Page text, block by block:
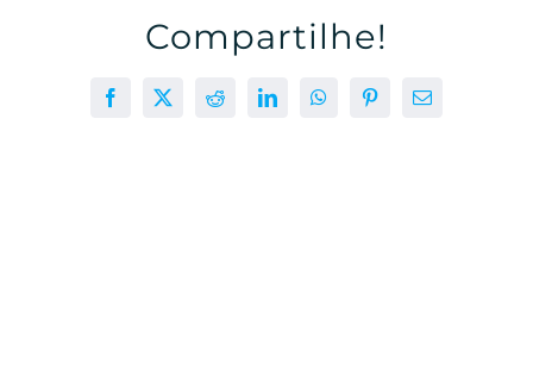
Compartilhe!
Facebook
X RedditLinkedInWhatsAppPinterest
E-